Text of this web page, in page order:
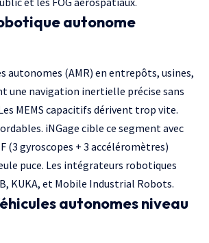
autonome
autonomes (AMR) en entrepôts, usines,
une navigation inertielle précise sans
MEMS capacitifs dérivent trop vite.
iNGage cible ce segment avec
(3 gyroscopes + 3 accéléromètres)
puce. Les intégrateurs robotiques
, KUKA, et Mobile Industrial Robots.
autonomes niveau